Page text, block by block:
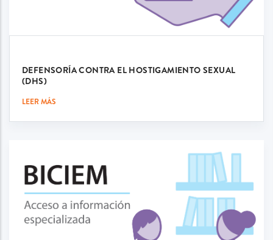
DEFENSORÍA CONTRA EL HOSTIGAMIENTO SEXUAL
(DHS)
LEER MÁS